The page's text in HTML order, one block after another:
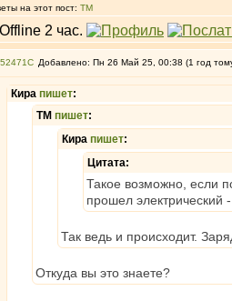
на этот пост: ТМ
Добавлено: Пн 26 Май 25, 00:38 (1 год
Кира пишет:
ТМ пишет:
Кира пишет:
Цитата:
Такое возможно, если
прошел электрический
Так ведь и происходит.
Откуда вы это знаете?